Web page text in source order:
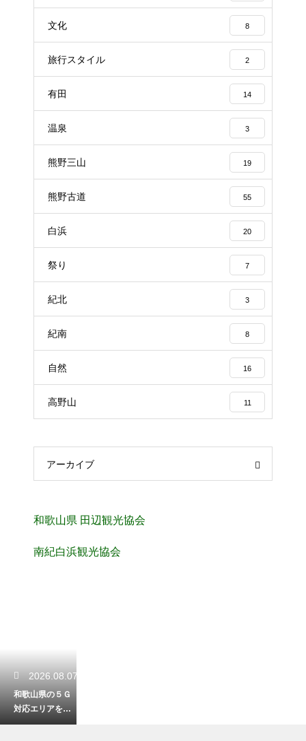
文化 8
旅行スタイル 2
有田 14
温泉 3
熊野三山 19
熊野古道 55
白浜 20
祭り 7
紀北 3
紀南 8
自然 16
高野山 11
アーカイブ
和歌山県 田辺観光協会
南紀白浜観光協会
2026.08.07
和歌山県の５Ｇ
対応エリアを解
説！快適な通信